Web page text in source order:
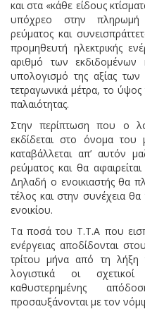
και στα «κάθε είδους
υπόχρεο στην πληρωμή
ρεύματος και
προμηθευτή ηλεκτρικής
αριθμό των εκδιδομένων
υπολογισμό της αξίας
τετραγωνικά μέτρα, το ύψος
παλαιότητας.
Στην περίπτωση που ο
εκδίδεται στο όνομα του
καταβάλλεται απ’ αυτόν
ρεύματος και θα
Δηλαδή ο ενοικιαστής θα
τέλος και στην συνέχεια
ενοικίου.
Τα ποσά του Τ.Τ.Α που
ενέργειας αποδίδονται
τρίτου μήνα από τη
λογιστικά οι
καθυστερημένης
προσαυξάνονται με τον